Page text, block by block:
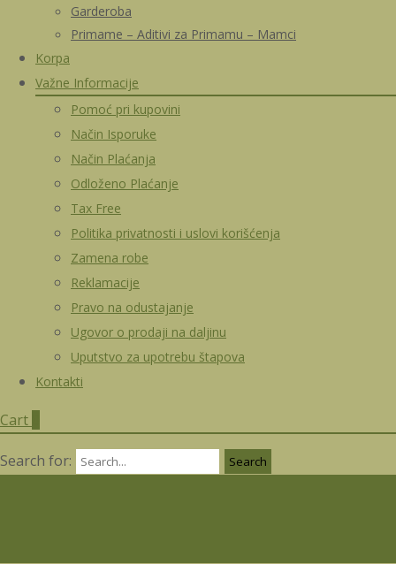
Garderoba
Primame – Aditivi za Primamu – Mamci
Korpa
Važne Informacije
Pomoć pri kupovini
Način Isporuke
Način Plaćanja
Odloženo Plaćanje
Tax Free
Politika privatnosti i uslovi korišćenja
Zamena robe
Reklamacije
Pravo na odustajanje
Ugovor o prodaji na daljinu
Uputstvo za upotrebu štapova
Kontakti
Cart
Search for: